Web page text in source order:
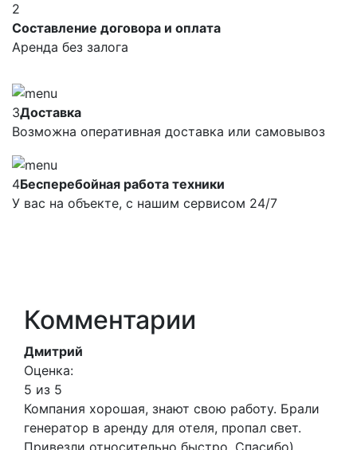
2
Составление договора и оплата
Аренда без залога
3Доставка
Возможна оперативная доставка или самовывоз
4Бесперебойная работа техники
У вас на объекте, с нашим сервисом 24/7
Комментарии
Дмитрий
Оценка:
5 из 5
Компания хорошая, знают свою работу. Брали
генератор в аренду для отеля, пропал свет.
Привезли относительно быстро. Спасибо)